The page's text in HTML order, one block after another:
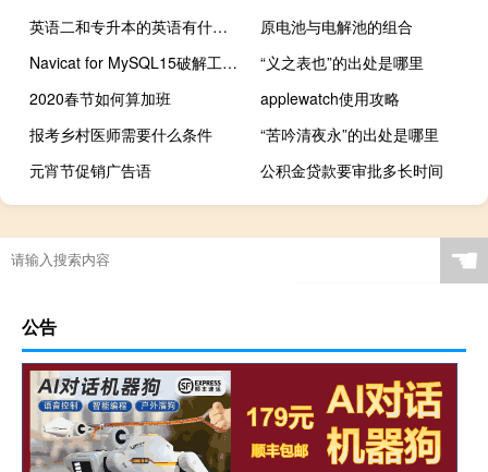
英语二和专升本的英语有什么区别
原电池与电解池的组合
Navicat for MySQL15破解工具 V15.0.26 绿色免费版（Navicat for MySQL15破解工具 V15.0.26 绿色免费版功能简介）
“义之表也”的出处是哪里
2020春节如何算加班
applewatch使用攻略
报考乡村医师需要什么条件
“苦吟清夜永”的出处是哪里
元宵节促销广告语
公积金贷款要审批多长时间
☚
公告